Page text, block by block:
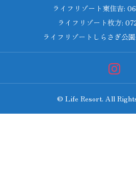
ライフリゾート東住吉:
ライフリゾート枚方:
ライフリゾートしらさぎ公
© Life Resort. All